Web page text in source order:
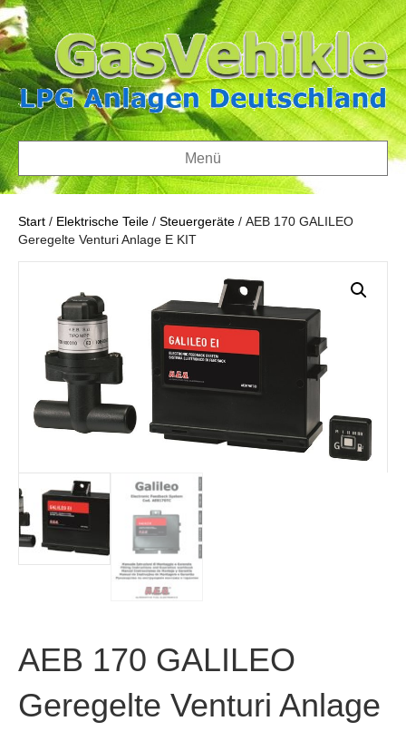
Menü
Start / Elektrische Teile / Steuergeräte / AEB 170 GALILEO
Geregelte Venturi Anlage E KIT
AEB 170 GALILEO
Geregelte Venturi Anlage